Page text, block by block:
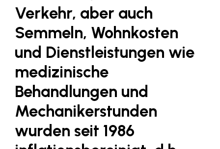
Gardena
Gas Connect Austria
GBV - Verband gemeinnütziger
Bauvereinigungen
Heimat Österreich
ikp
Johnson & Johnson
Verkehr, aber auch
Semmeln, Wohnkosten
und Dienstleistungen wie
medizinische
Behandlungen und
Mechanikerstunden
wurden seit 1986